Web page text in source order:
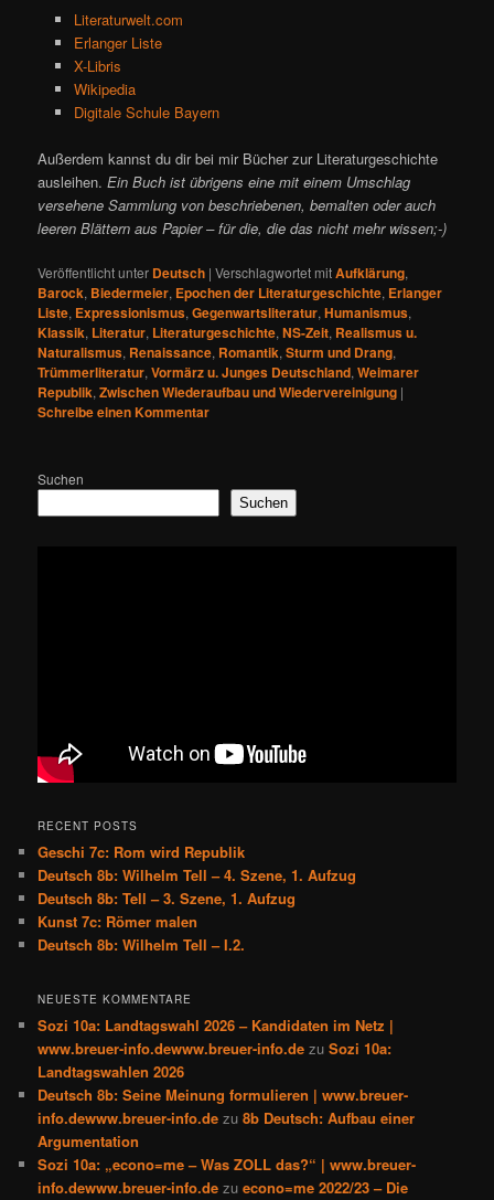
Literaturwelt.com
Erlanger Liste
X-Libris
Wikipedia
Digitale Schule Bayern
Außerdem kannst du dir bei mir Bücher zur Literaturgeschichte
ausleihen.Ein Buch ist übrigens eine mit einem Umschlag
versehene Sammlung von beschriebenen, bemalten oder auch
leeren Blättern aus Papier – für die, die das nicht mehr wissen;-)
Veröffentlicht unter Deutsch |Verschlagwortet mitAufklärung,
Barock, Biedermeier, Epochen der Literaturgeschichte, Erlanger
Liste, Expressionismus,Gegenwartsliteratur,Humanismus,
Klassik, Literatur, Literaturgeschichte,NS-Zeit, Realismus u.
Naturalismus, Renaissance, Romantik,Sturm und Drang,
Trümmerliteratur,Vormärz u. Junges Deutschland,Weimarer
Republik,Zwischen Wiederaufbau und Wiedervereinigung |
Schreibe einen Kommentar
Suchen
Suchen
RECENT POSTS
Geschi 7c: Rom wird Republik
Deutsch 8b: Wilhelm Tell – 4. Szene, 1. Aufzug
Deutsch 8b: Tell – 3. Szene, 1. Aufzug
Kunst 7c: Römer malen
Deutsch 8b: Wilhelm Tell – I.2.
NEUESTE KOMMENTARE
Sozi 10a: Landtagswahl 2026 – Kandidaten im Netz |
www.breuer-info.dewww.breuer-info.de zuSozi 10a:
Landtagswahlen 2026
Deutsch 8b: Seine Meinung formulieren | www.breuer-
info.dewww.breuer-info.de zu8b Deutsch: Aufbau einer
Argumentation
Sozi 10a: „econo=me – Was ZOLL das?“ | www.breuer-
info.dewww.breuer-info.de zuecono=me 2022/23 – Die